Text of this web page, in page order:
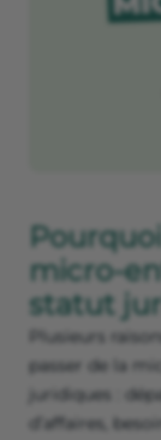
micro-
statut
Plusieurs
passer de la
juridiques :
d’affaires,